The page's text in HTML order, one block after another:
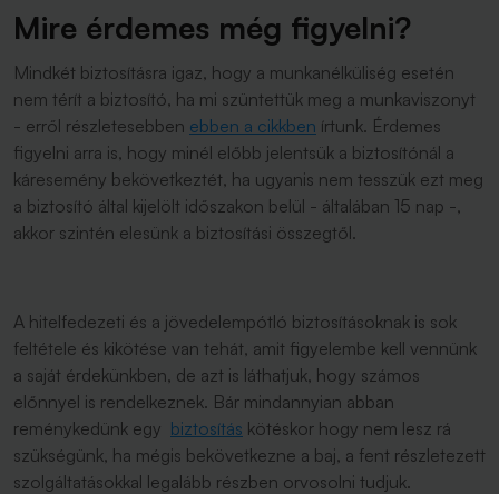
Mire érdemes még figyelni?
Mindkét biztosításra igaz, hogy a munkanélküliség esetén
nem térít a biztosító, ha mi szüntettük meg a munkaviszonyt
- erről részletesebben ebben a cikkben írtunk. Érdemes
figyelni arra is, hogy minél előbb jelentsük a biztosítónál a
káresemény bekövetkeztét, ha ugyanis nem tesszük ezt meg
a biztosító által kijelölt időszakon belül - általában 15 nap -,
akkor szintén elesünk a biztosítási összegtől.
A hitelfedezeti és a jövedelempótló biztosításoknak is sok
feltétele és kikötése van tehát, amit figyelembe kell vennünk
a saját érdekünkben, de azt is láthatjuk, hogy számos
előnnyel is rendelkeznek. Bár mindannyian abban
reménykedünk egy biztosítás kötéskor hogy nem lesz rá
szükségünk, ha mégis bekövetkezne a baj, a fent részletezett
szolgáltatásokkal legalább részben orvosolni tudjuk.